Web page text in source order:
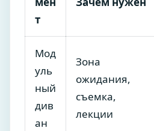
т
Мод
уль
ный
див
ан
Зона
ожидания,
съемка,
лекции